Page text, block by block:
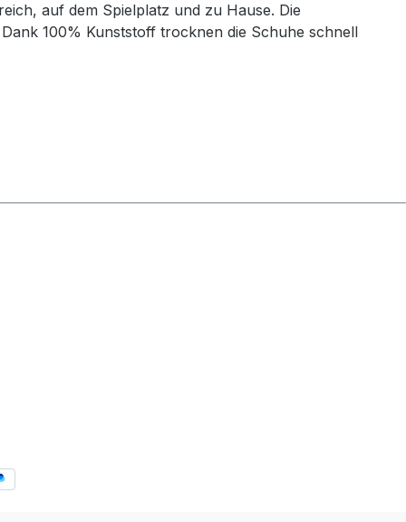
auf dem Spielplatz und zu Hause. Die
100% Kunststoff trocknen die Schuhe schnell